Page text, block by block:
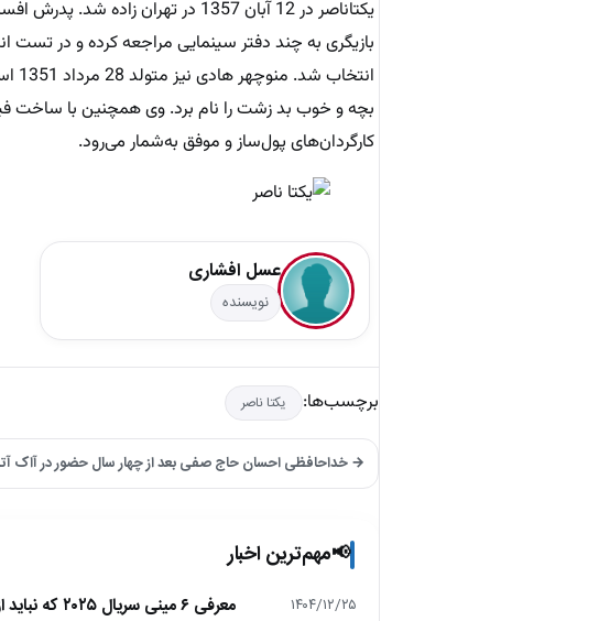
کارگردان‌های پول‌ساز و موفق به‌شمار می‌رود.
عسل افشاری
نویسنده
برچسب‌ها: یکتا ناصر
→ خداحافظی احسان حاج صفی بعد از چهار سال حضور در آاک
📢مهم‌ترین اخبار
۱۴۰۴/۱۲/۲۵ معرفی ۶ مینی سریال ۲۰۲۵ که نباید از دست بدهید!